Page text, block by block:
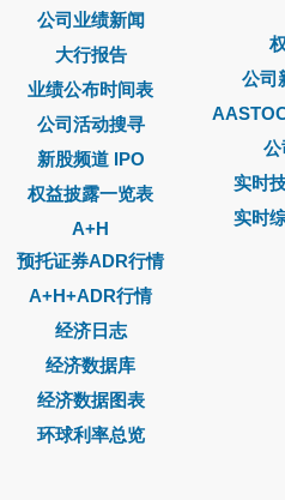
公司业绩新闻
大行报告
业绩公布时间表
公司活动搜寻
新股频道 IPO
权益披露一览表
A+H
预托证券ADR行情
A+H+ADR行情
经济日志
经济数据库
经济数据图表
环球利率总览
公司
公
实时
实时